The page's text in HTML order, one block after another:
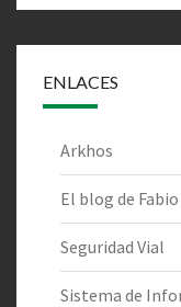
ENLACES
Arkhos
El blog de Fabio
Seguridad Vial
Sistema de